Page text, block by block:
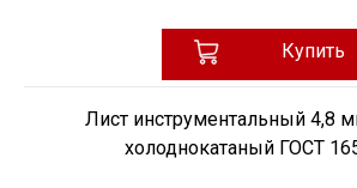
Купить
Лист инструментальный 4,8
холоднокатаный ГОСТ